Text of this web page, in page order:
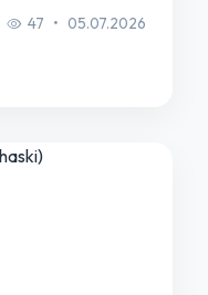
47 • 05.07.2026